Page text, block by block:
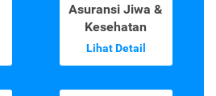
Asuransi Jiwa &
Kesehatan
Lihat Detail